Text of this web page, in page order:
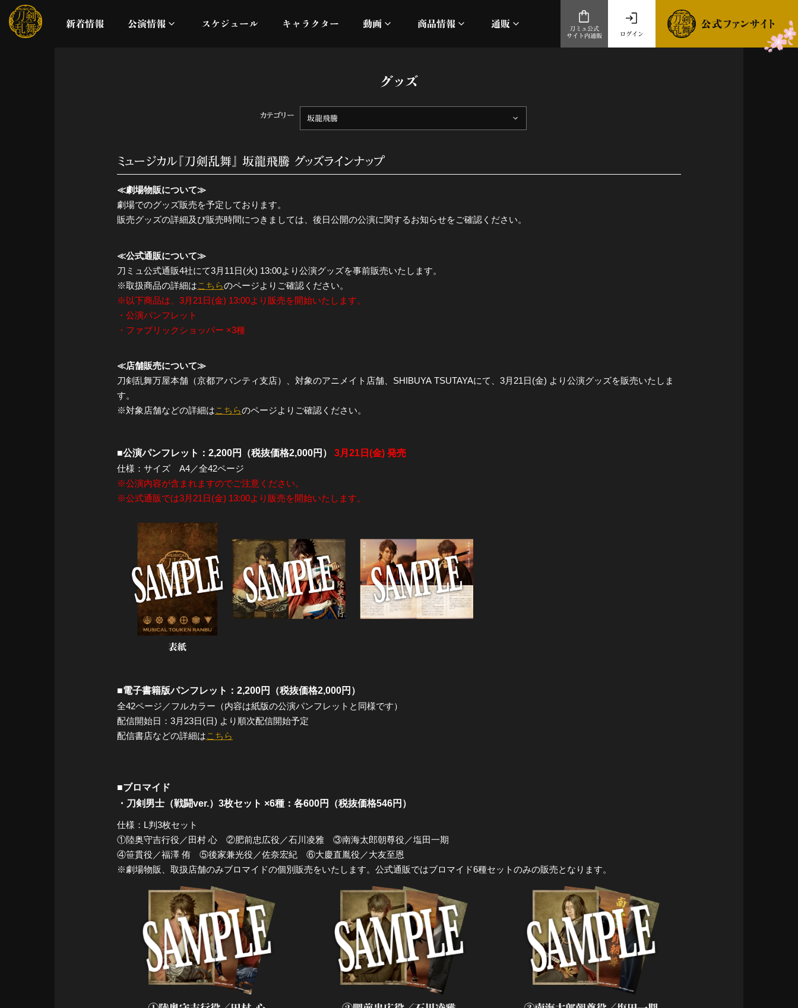
新着情報 公演情報
配信
ライブビューイング
スケジュール キャラクター 動画 商品情報
髭切 単騎出陣 ～夢幻泡影～
十周年記念 乱舞博覧会
通販
ログイン
刀ミュ公式
サイト内通販
グッズ
カテゴリー 坂龍飛騰
ミュージカル『刀剣乱舞』 坂龍飛騰 グッズラインナップ
≪劇場物販について≫
劇場でのグッズ販売を予定しております。
販売グッズの詳細及び販売時間につきましては、後日公開の公演に関するお知らせをご確認ください。
≪公式通販について≫
刀ミュ公式通販4社にて3月11日(火) 13:00より公演グッズを事前販売いたします。
※取扱商品の詳細はこちらのページよりご確認ください。
※以下商品は、3月21日(金) 13:00より販売を開始いたします。
・公演パンフレット
・ファブリックショッパー ×3種
≪店舗販売について≫
刀剣乱舞万屋本舗（京都アバンティ支店）、対象のアニメイト店舗、SHIBUYA TSUTAYAにて、3月21日(金) より公演グッズを販売いたしま
す。
※対象店舗などの詳細はこちらのページよりご確認ください。
■公演パンフレット：2,200円（税抜価格2,000円） 3月21日(金) 発売
仕様：サイズ A4／全42ページ
※公演内容が含まれますのでご注意ください。
※公式通販では3月21日(金) 13:00より販売を開始いたします。
■電子書籍版パンフレット：2,200円（税抜価格2,000円）
全42ページ／フルカラー（内容は紙版の公演パンフレットと同様です）
配信開始日：3月23日(日) より順次配信開始予定
配信書店などの詳細はこちら
■ブロマイド
・刀剣男士（戦闘ver.）3枚セット ×6種：各600円（税抜価格546円）
仕様：L判3枚セット
①陸奥守吉行役／田村 心 ②肥前忠広役／石川凌雅 ③南海太郎朝尊役／塩田一期
④笹貫役／福澤 侑 ⑤後家兼光役／佐奈宏紀 ⑥大慶直胤役／大友至恩
※劇場物販、取扱店舗のみブロマイドの個別販売をいたします。公式通販ではブロマイド6種セットのみの販売となります。